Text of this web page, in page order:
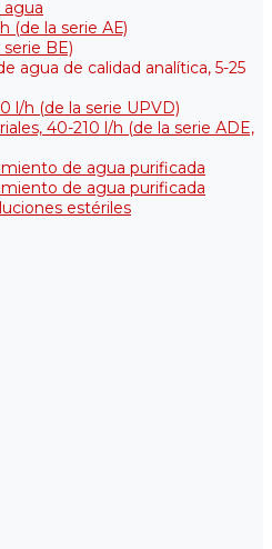
agua
(de la serie АЕ)
BE)
agua de calidad analítica, 5-25
l/h (de la serie UPVD)
40-210 l/h (de la serie АDE,
de agua purificada
de agua purificada
estériles